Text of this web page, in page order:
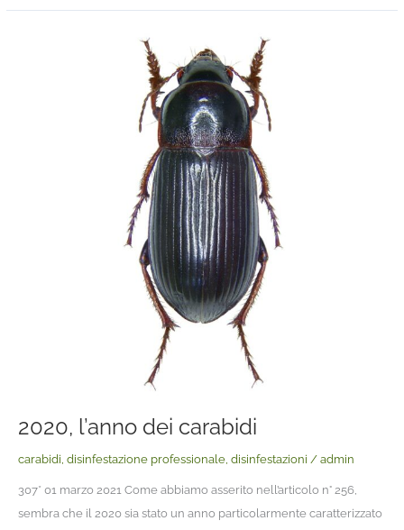
2020, l’anno dei carabidi
carabidi disinfestazione professionale, disinfestazioni / admin
307* 01 marzo 2021 Come abbiamo asserito nell’articolo n° 256,
sembra che il 2020 sia stato un anno particolarmente caratterizzato